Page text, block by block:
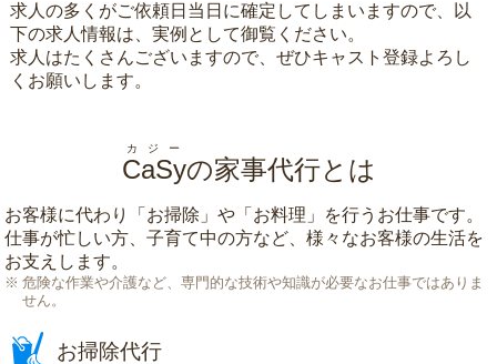
求人の多くがご依頼日当日に確定してしまいますので、以
下の求人情報は、実例として御覧ください。
求人はたくさんございますので、ぜひキャスト登録よろし
くお願いします。
CaSy
カジー
の家事代行とは
お客様に代わり「 お掃除 」や「 お料理 」を行うお仕事です。
仕事が忙しい方、子育て中の方など、様々なお客様の生活を
お支えします。
危険な作業や介護など、専門的な技術や知識が必要なお仕事ではありま
せん。
お掃除代行